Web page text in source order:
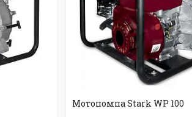
Мотопомпа Stark WP 100